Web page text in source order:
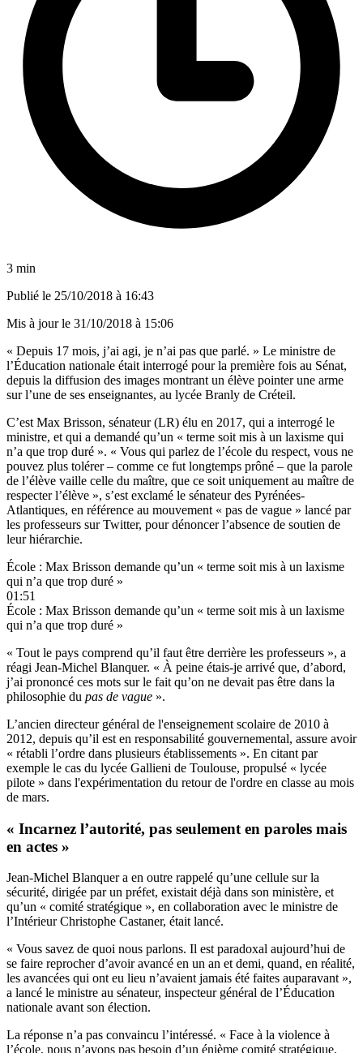
3 min
Publié le 25/10/2018 à 16:43
Mis à jour le 31/10/2018 à 15:06
« Depuis 17 mois, j’ai agi, je n’ai pas que parlé. » Le ministre de
l’Éducation nationale était interrogé pour la première fois au Sénat,
depuis la diffusion des images montrant un élève pointer une arme
sur l’une de ses enseignantes, au lycée Branly de Créteil.
C’est Max Brisson, sénateur (LR) élu en 2017, qui a interrogé le
ministre, et qui a demandé qu’un « terme soit mis à un laxisme qui
n’a que trop duré ». « Vous qui parlez de l’école du respect, vous ne
pouvez plus tolérer – comme ce fut longtemps prôné – que la parole
de l’élève vaille celle du maître, que ce soit uniquement au maître de
respecter l’élève », s’est exclamé le sénateur des Pyrénées-
Atlantiques, en référence au mouvement « pas de vague » lancé par
les professeurs sur Twitter, pour dénoncer l’absence de soutien de
leur hiérarchie.
École : Max Brisson demande qu’un « terme soit mis à un laxisme
qui n’a que trop duré »
01:51
École : Max Brisson demande qu’un « terme soit mis à un laxisme
qui n’a que trop duré »
« Tout le pays comprend qu’il faut être derrière les professeurs », a
réagi Jean-Michel Blanquer. « À peine étais-je arrivé que, d’abord,
j’ai prononcé ces mots sur le fait qu’on ne devait pas être dans la
philosophie du pas de vague ».
L’ancien directeur général de l'enseignement scolaire de 2010 à
2012, depuis qu’il est en responsabilité gouvernemental, assure avoir
« rétabli l’ordre dans plusieurs établissements ». En citant par
exemple le cas du lycée Gallieni de Toulouse, propulsé « lycée
pilote » dans l'expérimentation du retour de l'ordre en classe au mois
de mars.
« Incarnez l’autorité, pas seulement en paroles mais
en actes »
Jean-Michel Blanquer a en outre rappelé qu’une cellule sur la
sécurité, dirigée par un préfet, existait déjà dans son ministère, et
qu’un « comité stratégique », en collaboration avec le ministre de
l’Intérieur Christophe Castaner, était lancé.
« Vous savez de quoi nous parlons. Il est paradoxal aujourd’hui de
se faire reprocher d’avoir avancé en un an et demi, quand, en réalité,
les avancées qui ont eu lieu n’avaient jamais été faites auparavant »,
a lancé le ministre au sénateur, inspecteur général de l’Éducation
nationale avant son élection.
La réponse n’a pas convaincu l’intéressé. « Face à la violence à
l’école, nous n’avons pas besoin d’un énième comité stratégique.